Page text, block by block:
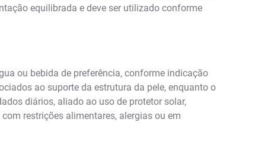
equilibrada e deve ser utilizado conforme
ou bebida de preferência, conforme indicação
ao suporte da estrutura da pele, enquanto o
diários, aliado ao uso de protetor solar,
restrições alimentares, alergias ou em